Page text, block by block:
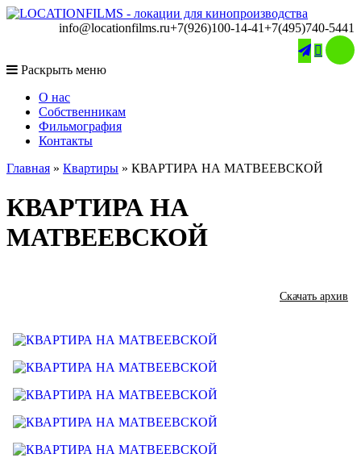
info@locationfilms.ru+7(926)100-14-41+7(495)740-5441

Раскрыть меню
O нас
Собственникам
Фильмография
Контакты
Главная » Квартиры » КВАРТИРА НА МАТВЕЕВСКОЙ
КВАРТИРА НА
МАТВЕЕВСКОЙ
Скачать архив